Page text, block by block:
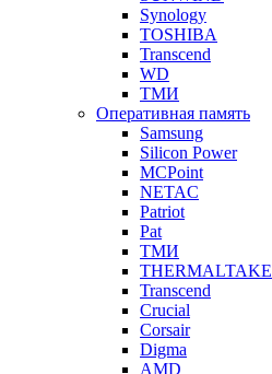
Synology
TOSHIBA
Transcend
WD
ТМИ
Оперативная память
Samsung
Silicon Power
MCPoint
NETAC
Patriot
Pat
ТМИ
THERMALTAKE
Transcend
Crucial
Corsair
Digma
AMD